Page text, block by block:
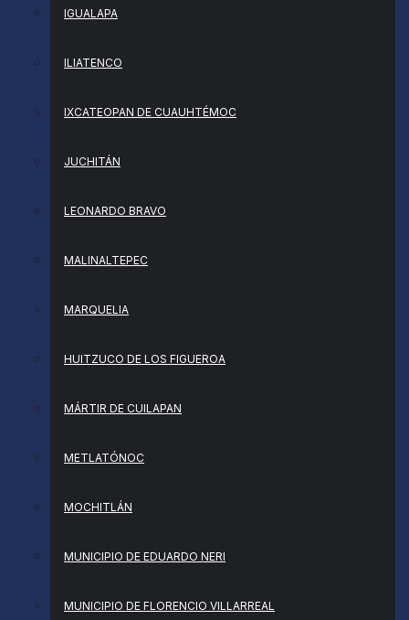
IGUALAPA
ILIATENCO
IXCATEOPAN DE CUAUHTÉMOC
JUCHITÁN
LEONARDO BRAVO
MALINALTEPEC
MARQUELIA
HUITZUCO DE LOS FIGUEROA
MÁRTIR DE CUILAPAN
METLATÓNOC
MOCHITLÁN
MUNICIPIO DE EDUARDO NERI
MUNICIPIO DE FLORENCIO VILLARREAL